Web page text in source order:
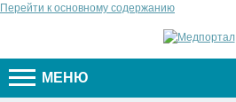
Перейти к основному содержанию
МЕНЮ